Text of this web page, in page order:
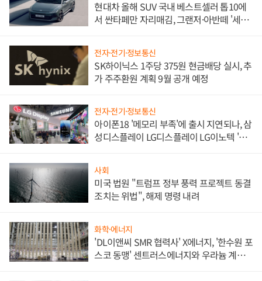
현대차 올해 SUV 국내 베스트셀러 톱10에
서 싼타페만 자리매김, 그랜저·아반떼 '세단
전자·전기·정보통신
SK하이닉스 1주당 375원 현금배당 실시, 추
가 주주환원 계획 9월 공개 예정
전자·전기·정보통신
아이폰18 '메모리 부족'에 출시 지연되나, 삼
성디스플레이 LG디스플레이 LG이노텍 '탈
사회
미국 법원 "트럼프 정부 풍력 프로젝트 동결
조치는 위법", 해제 명령 내려
화학·에너지
'DL이앤씨 SMR 협력사' X에너지, '한수원 포
스코 동맹' 센트러스에너지와 우라늄 계약